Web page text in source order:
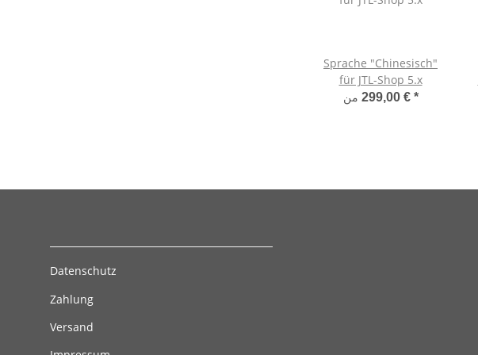
Sprache "Chinesisch"
für JTL-Shop 5.x
299,00 € *
Datenschutz
Zahlung
Versand